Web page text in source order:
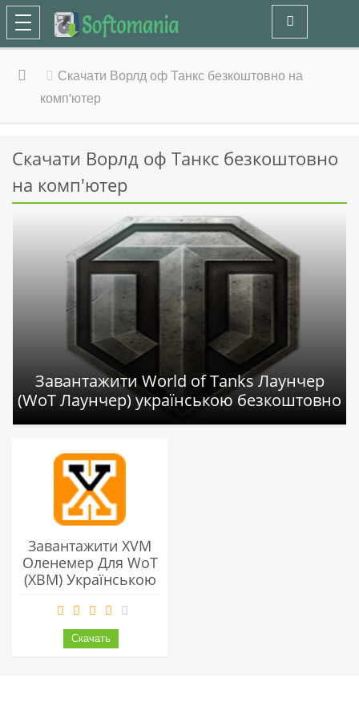
Скачати Ворлд оф Танкс безкоштовно на
комп'ютер
Скачати Ворлд оф Танкс безкоштовно
на комп'ютер
Завантажити World of Tanks Лаунчер
(WoT Лаунчер) українською безкоштовно
Завантажити XVM
Оленемер Для WoT
(ХВМ) Українською